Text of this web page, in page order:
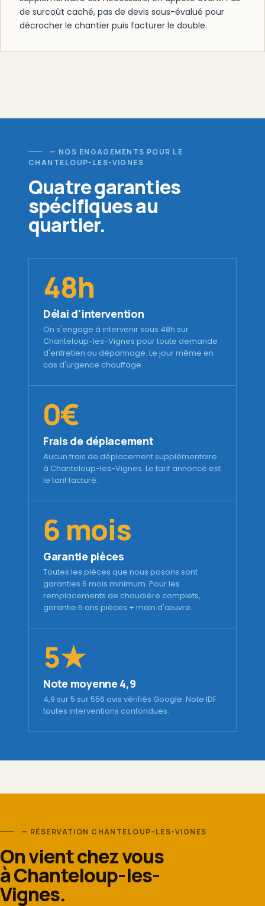
de surcoût caché, pas de devis sous-évalué pour
décrocher le chantier puis facturer le double.
— NOS ENGAGEMENTS POUR LE
CHANTELOUP-LES-VIGNES
Quatre garanties
spécifiques au
quartier.
48h
Délai d'intervention
On s'engage à intervenir sous 48h sur
Chanteloup-les-Vignes pour toute demande
d'entretien ou dépannage. Le jour même en
cas d'urgence chauffage.
0€
Frais de déplacement
Aucun frais de déplacement supplémentaire
à Chanteloup-les-Vignes. Le tarif annoncé est
le tarif facturé.
6 mois
Garantie pièces
Toutes les pièces que nous posons sont
garanties 6 mois minimum. Pour les
remplacements de chaudière complets,
garantie 5 ans pièces + main d'œuvre.
5★
Note moyenne 4,9
4,9 sur 5 sur 556 avis vérifiés Google. Note IDF
toutes interventions confondues.
— RÉSERVATION CHANTELOUP-LES-VIGNES
On vient chez vous
à Chanteloup-les-
Vignes.